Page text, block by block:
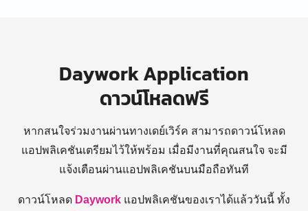
Daywork Application
ดาวน์โหลดฟรี
หากสนใจร่วมงานผ่านทางเดย์เวิร์ค สามารถดาวน์โหลด
แอปพลิเคชันเตรียมไว้ให้พร้อม เมื่อมีงานที่คุณสนใจ จะมี
แจ้งเตือนผ่านแอปพลิเคชันบนมือถือทันที
ดาวน์โหลด Daywork แอปพลิเคชันของเราได้แล้ววันนี้ ทั้ง